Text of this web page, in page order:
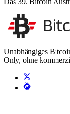
Unabhängiges
Only, ohne